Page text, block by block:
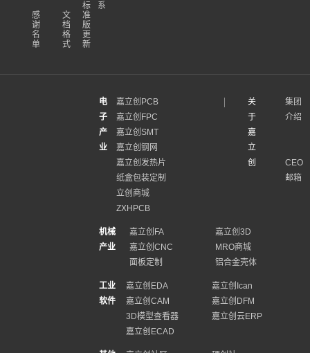
感
谢
名
单
文
档
格
式
标
准
版
更
新
系
电
子
产
业
嘉立创PCB
嘉立创FPC
嘉立创SMT
嘉立创钢网
嘉立创发热片
纸盒包装定制
立创商城
ZXHPCB
关
于
嘉
立
创
集团
介绍
CEO
邮箱
机械
产业
嘉立创FA
嘉立创3D
嘉立创CNC
MRO商城
面板定制
铝合金壳体
工业
软件
嘉立创EDA
嘉立创Ican
嘉立创CAM
嘉立创DFM
3D模型查看器
嘉立创云ERP
嘉立创ECAD